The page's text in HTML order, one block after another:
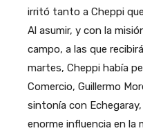
irritó tanto a Cheppi
Al asumir, y con la
campo, a las que
martes, Cheppi había
Comercio, Guillermo
sintonía con
enorme influencia en la